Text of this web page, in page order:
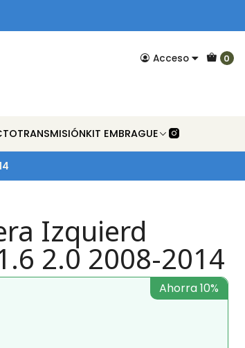
Acceso 0
TRANSMISIÓNKIT EMBRAGUE
Izquierd
2.0 2008-2014
Ahorra 10%